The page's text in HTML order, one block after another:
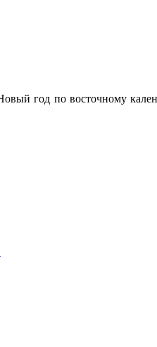
год по восточному